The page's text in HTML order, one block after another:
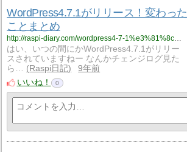
WordPress4.7.1がリリース！変わった
ことまとめ
http://raspi-diary.com/wordpress4-7-1%e3%81%8c%e3%83%aa%e3%83%aa%e3%83%bc%e3%82%b9%ef%bc%81%e5%a4%89%e3%82%8f%e3%81%a3%e3%81%9f%e3%81%93%e3%81%a8%e3%81%be%e3%81%a8%e3%82%81/
はい、いつの間にかWordPress4.7.1がリリー
スされていますねー なんかチェンジログ見た
ら…
Raspi日記
9年前
いいね！
0